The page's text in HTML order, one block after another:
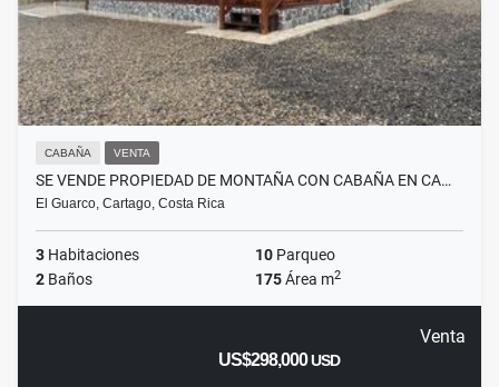
CABAÑA VENTA
SE VENDE PROPIEDAD DE MONTAÑA CON CABAÑA EN CA…
El Guarco, Cartago, Costa Rica
3 Habitaciones 10 Parqueo
2 Baños 175Área m2
Venta
US$298,000USD